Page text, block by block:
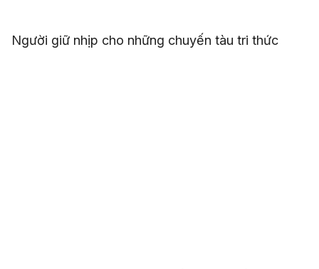
Người giữ nhịp cho những chuyến tàu tri thức